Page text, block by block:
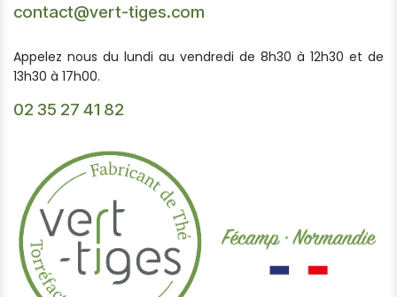
contact@vert-tiges.com
Appelez nous du lundi au vendredi de 8h30 à 12h30 et de
13h30 à 17h00.
02 35 27 41 82